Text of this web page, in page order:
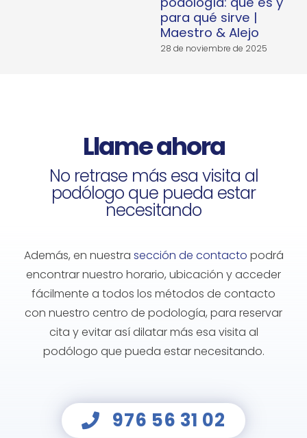
para qué sirve |
Maestro & Alejo
28 de noviembre de 2025
Llame ahora
No retrase más esa visita al
podólogo que pueda estar
necesitando
Además, en nuestra sección de contacto podrá
encontrar nuestro horario, ubicación y acceder
fácilmente a todos los métodos de contacto
con nuestro centro de podología, para reservar
cita y evitar así dilatar más esa visita al
podólogo que pueda estar necesitando.
976 56 31 02